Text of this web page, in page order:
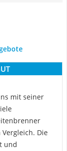
mit seiner
Die
und